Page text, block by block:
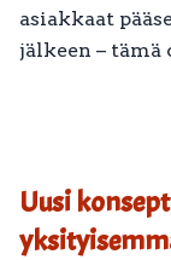
asiakkaat
jälkeen –
Uusi